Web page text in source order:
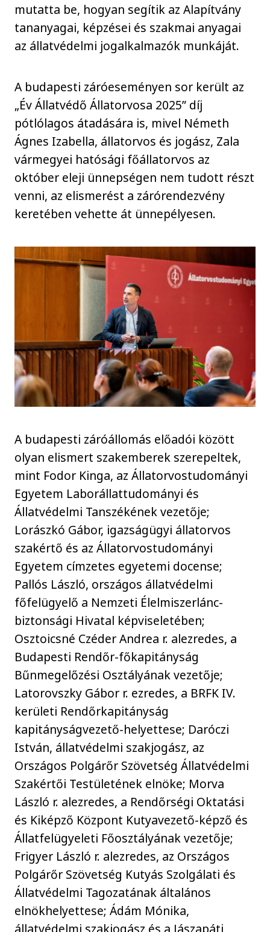
mutatta be, hogyan segítik az Alapítvány
tananyagai, képzései és szakmai anyagai
az állatvédelmi jogalkalmazók munkáját.
A budapesti záróeseményen sor került az
„Év Állatvédő Állatorvosa 2025” díj
pótlólagos átadására is, mivel Németh
Ágnes Izabella, állatorvos és jogász, Zala
vármegyei hatósági főállatorvos az
október eleji ünnepségen nem tudott részt
venni, az elismerést a zárórendezvény
keretében vehette át ünnepélyesen.
A budapesti záróállomás előadói között
olyan elismert szakemberek szerepeltek,
mint Fodor Kinga, az Állatorvostudományi
Egyetem Laborállattudományi és
Állatvédelmi Tanszékének vezetője;
Lorászkó Gábor, igazságügyi állatorvos
szakértő és az Állatorvostudományi
Egyetem címzetes egyetemi docense;
Pallós László, országos állatvédelmi
főfelügyelő a Nemzeti Élelmiszerlánc-
biztonsági Hivatal képviseletében;
Osztoicsné Czéder Andrea r. alezredes, a
Budapesti Rendőr-főkapitányság
Bűnmegelőzési Osztályának vezetője;
Latorovszky Gábor r. ezredes, a BRFK IV.
kerületi Rendőrkapitányság
kapitányságvezető-helyettese; Daróczi
István, állatvédelmi szakjogász, az
Országos Polgárőr Szövetség Állatvédelmi
Szakértői Testületének elnöke; Morva
László r. alezredes, a Rendőrségi Oktatási
és Kiképző Központ Kutyavezető-képző és
Állatfelügyeleti Főosztályának vezetője;
Frigyer László r. alezredes, az Országos
Polgárőr Szövetség Kutyás Szolgálati és
Állatvédelmi Tagozatának általános
elnökhelyettese; Ádám Mónika,
állatvédelmi szakjogász és a Jászapáti